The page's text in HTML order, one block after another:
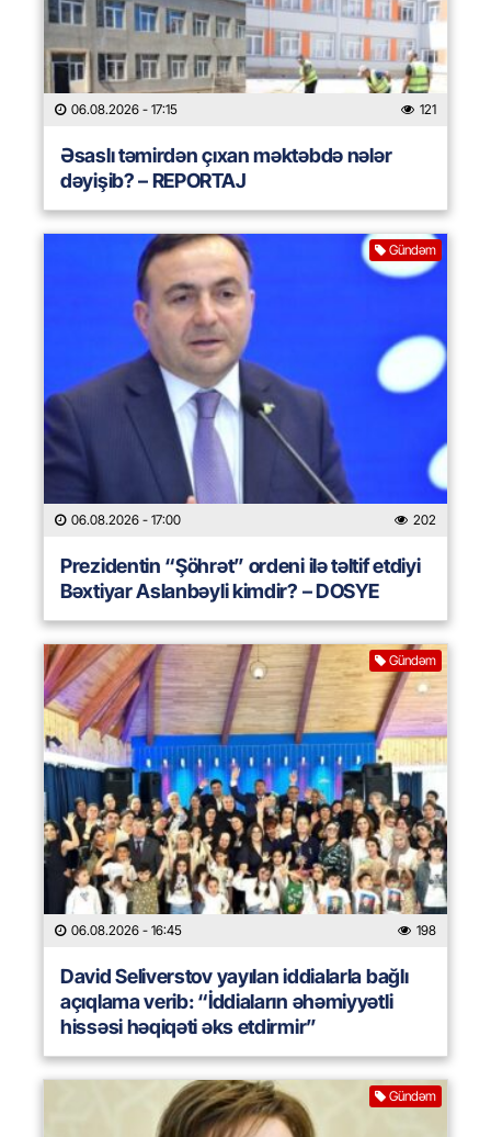
06.08.2026 - 17:15 121
Əsaslı təmirdən çıxan məktəbdə nələr
dəyişib? – REPORTAJ
Gündəm
06.08.2026 - 17:00 202
Prezidentin “Şöhrət” ordeni ilə təltif etdiyi
Bəxtiyar Aslanbəyli kimdir? – DOSYE
Gündəm
06.08.2026 - 16:45 198
David Seliverstov yayılan iddialarla bağlı
açıqlama verib: “İddiaların əhəmiyyətli
hissəsi həqiqəti əks etdirmir”
Gündəm